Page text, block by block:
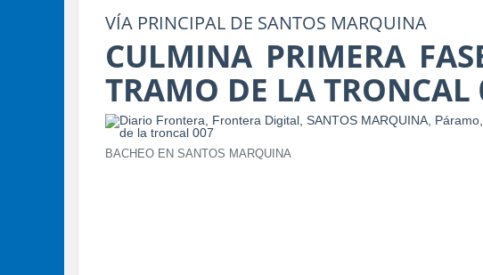
VÍA PRINCIPAL DE SANTOS MARQUINA
CULMINA PRIMERA
TRAMO DE LA TRONCAL
BACHEO EN SANTOS MARQUINA